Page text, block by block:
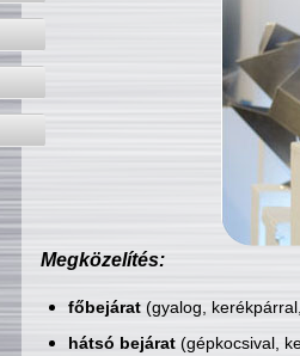
Megközelítés:
főbejárat(gyalog,
hátsó bejárat(gépkocsival,